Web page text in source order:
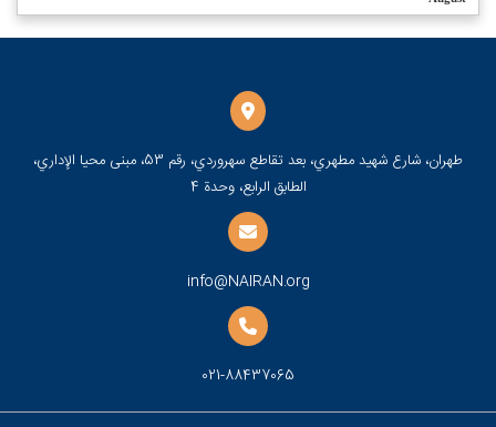
طهران، شارع شهيد مطهري، بعد تقاطع سهروردي، رقم 53، مبنى محيا الإداري،
الطابق الرابع، وحدة 4
info@NAIRAN.org
021-88437065